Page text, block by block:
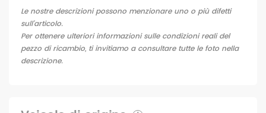
Le nostre descrizioni possono menzionare uno o più difetti
sull'articolo.
Per ottenere ulteriori informazioni sulle condizioni reali del
pezzo di ricambio, ti invitiamo a consultare tutte le foto nella
descrizione.